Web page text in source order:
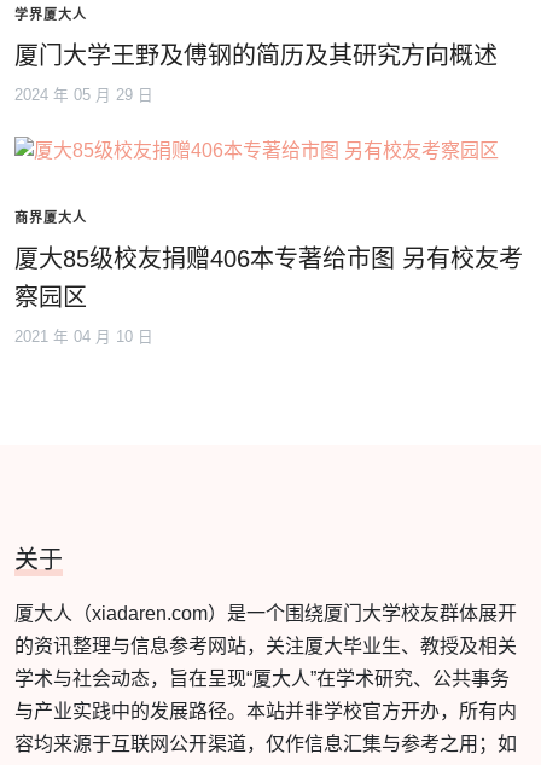
学界厦大人
厦门大学王野及傅钢的简历及其研究方向概述
2024 年 05 月 29 日
商界厦大人
厦大85级校友捐赠406本专著给市图 另有校友考
察园区
2021 年 04 月 10 日
关于
厦大人（xiadaren.com）是一个围绕厦门大学校友群体展开
的资讯整理与信息参考网站，关注厦大毕业生、教授及相关
学术与社会动态，旨在呈现“厦大人”在学术研究、公共事务
与产业实践中的发展路径。本站并非学校官方开办，所有内
容均来源于互联网公开渠道，仅作信息汇集与参考之用；如